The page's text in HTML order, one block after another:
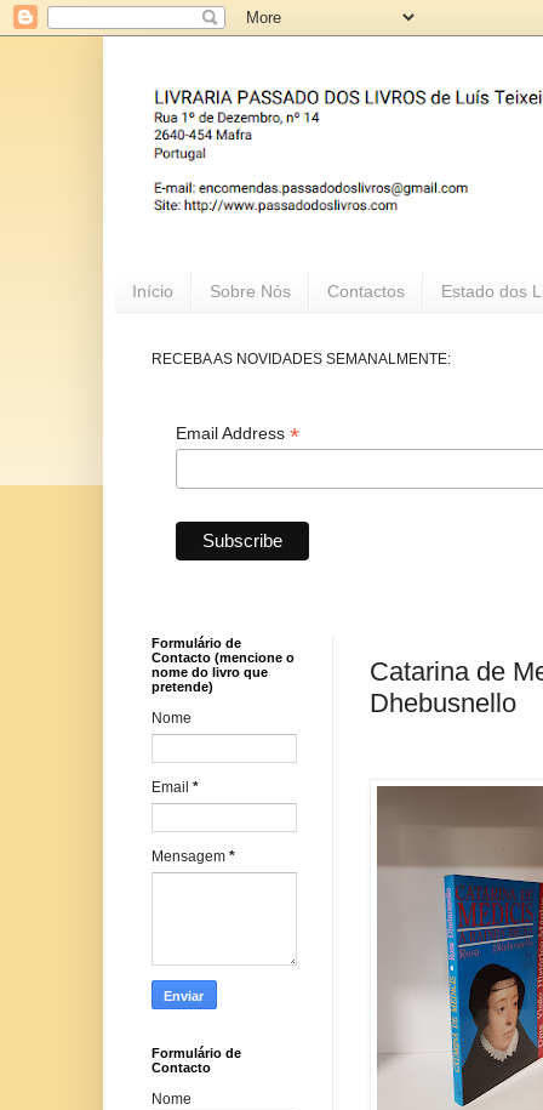
Início Sobre Nós Contactos Estado dos
RECEBA AS NOVIDADES SEMANALMENTE:
Email Address *
Catarina de
Dhebusnello
Formulário de
Contacto (mencione o
nome do livro que
pretende)
Nome
Email *
Mensagem *
Formulário de
Contacto
Nome